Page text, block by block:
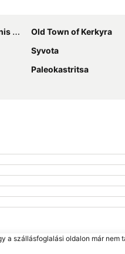
Old Town of Kerkyra
Syvota
Paleokastritsa
a szállásfoglalási oldalon már nem